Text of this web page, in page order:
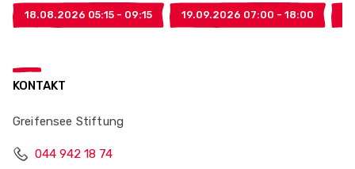
18.08.2026 05:15 - 09:15 19.09.2026 07:00 - 18:00
KONTAKT
Greifensee Stiftung
044 942 18 74